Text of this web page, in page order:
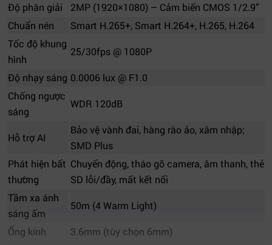
Độ phân giải
2MP (1920×1080) – Cảm biến CMOS 1/2.9”
Chuẩn nén
Smart H.265+, Smart H.264+, H.265, H.264
Tốc độ khung
hình
25/30fps @ 1080P
Độ nhạy sáng 0.0006 lux @ F1.0
Chống ngược
sáng
WDR 120dB
Hỗ trợ AI
Bảo vệ vành đai, hàng rào ảo, xâm nhập;
SMD Plus
Phát hiện bất
thường
Chuyển động, tháo gỡ camera, âm thanh, thẻ
SD lỗi/đầy, mất kết nối
Tầm xa ánh
sáng ấm
50m (4 Warm Light)
Ống kính
3.6mm (tùy chọn 6mm)